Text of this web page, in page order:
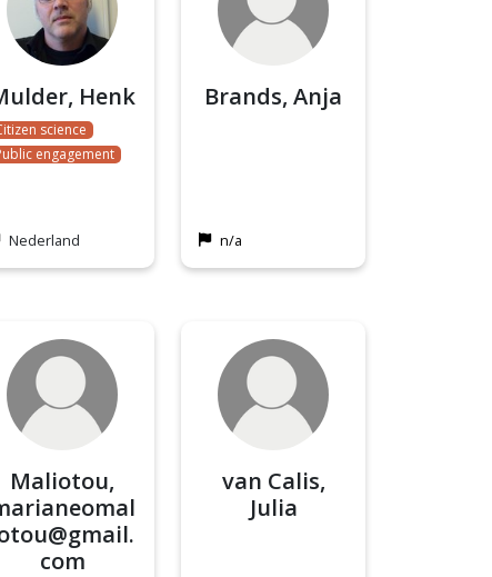
Henk
science
engagement
Nederland
Brands, Anja
n/a
Maliotou,
com
van Calis,
Julia